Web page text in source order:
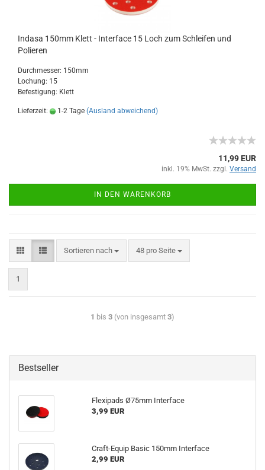
Indasa 150mm Klett - Interface 15 Loch zum Schleifen und
Polieren
Durchmesser: 150mm
Lochung: 15
Befestigung: Klett
Lieferzeit: 1-2 Tage (Ausland abweichend)
11,99 EUR
inkl. 19% MwSt. zzgl. Versand
IN DEN WARENKORB
Sortieren nach 48 pro Seite
1
1 bis 3 (von insgesamt 3)
Bestseller
Flexipads Ø75mm Interface
3,99 EUR
Craft-Equip Basic 150mm Interface
2,99 EUR